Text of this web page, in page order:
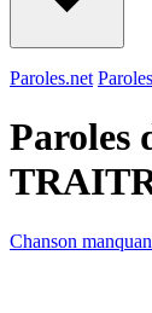
Paroles.net
Paroles
Chanson